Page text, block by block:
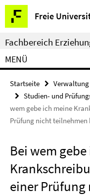
Springe
direkt
zu
Inhalt
Freie
Service-
Navigation
Fachbereich
MENÜ
Startseite Verwaltung
Studien- und
wem gebe ich meine
Prüfung nicht teilnehmen
Bei wem
einer